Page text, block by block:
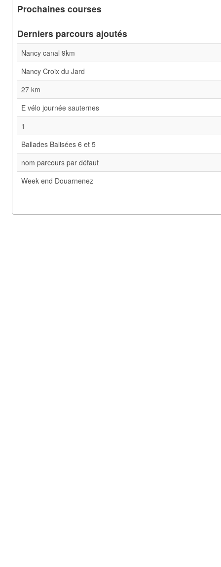
Prochaines courses
Derniers parcours ajoutés
Nancy canal 9km
Nancy Croix du Jard
27 km
E vélo journée sauternes
1
Ballades Balisées 6 et 5
nom parcours par défaut
Week end Douarnenez